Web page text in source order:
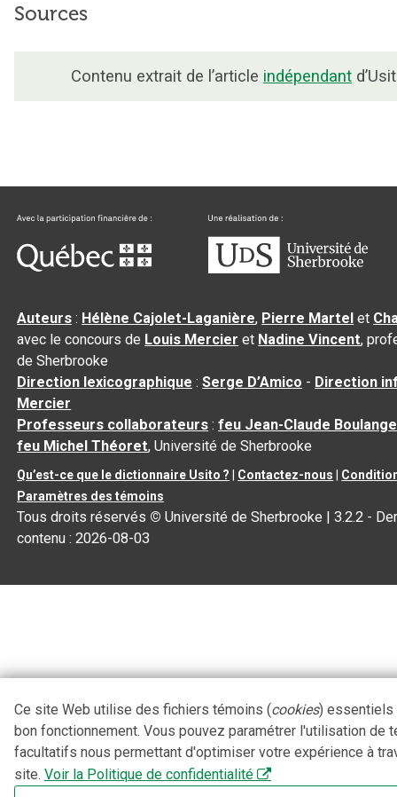
Sources
Contenu extrait de l’article indépendant
Auteurs : Hélène Cajolet-Laganière, Pierre Martel et
avec le concours de Louis Mercier et Nadine Vincent,
de Sherbrooke
Direction lexicographique :Serge D’Amico - Direction
Mercier
Professeurs collaborateurs :feu Jean-Claude
feu Michel Théoret, Université de Sherbrooke
Qu’est-ce que le dictionnaire Usito ? Contactez-nous
Paramètres des témoins
Tous droits réservés © Université de Sherbrooke |3.2.2 -
contenu :2026-08-03
Ce site Web utilise des fichiers témoins (cookies) essentiels
bon fonctionnement. Vous pouvez paramétrer l'utilisation de
facultatifs nous permettant d'optimiser votre expérience à
site. Voir la Politique de confidentialité